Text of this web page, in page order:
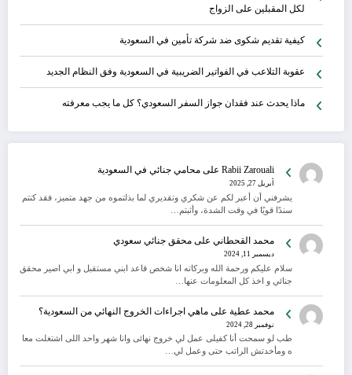
لكل المقبلين على الزواج
كيفية تقديم شكوى ضد شركة تأمين في السعودية
عقوبة التلاعب في الفواتير الضريبية في السعودية وفق النظام الجديد
ماذا يحدث عند فقدان جواز السفر السعودي؟ كل ما يجب معرفته
Rabii Zarouali على محامي جنائي في السعودية
أبريل 27, 2025
يشرفني أن أعبر لكم عن شكري وتقديري لما بذلتموه من جهد متميز، فقد كنتم
سندًا قويًا في وقت الشدة، وأثبتم…
محمد القحطاني على محقق جنائي سعودي
ديسمبر 11, 2024
سلام عليكم ورحمة الله وبركاته انا شخص قاعد ابني مستقبل و ابي اصير محقق
جنائي و اخذ كل المعلومات عنها…
محمد عطية على ماهي اجراءات الخروج النهائي من السعودية؟
نوفمبر 28, 2024
طب لو سمحت أنا كفيلى عمل لي خروج نهائى وانا شهر واحد اللى اشتغلت معا
ه ومأخدتش الراتب حتى وعمل لي…